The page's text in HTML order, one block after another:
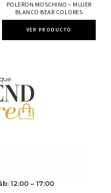
POLERON MOSCHINO – MUJER
BLANCO BEAR COLORES
VER PRODUCTO
12:00 – 17:00